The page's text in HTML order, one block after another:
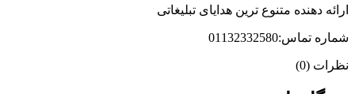
ارائه دهنده متنوع ترین هدایای تبلیغاتی
شماره تماس:01132332580
نظرات (0)